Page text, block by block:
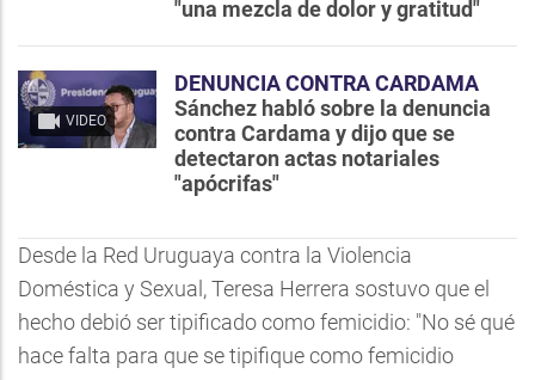
"una mezcla de dolor y gratitud"
VIDEO
DENUNCIA CONTRA CARDAMA
Sánchez habló sobre la denuncia
contra Cardama y dijo que se
detectaron actas notariales
"apócrifas"
Desde la Red Uruguaya contra la Violencia
Doméstica y Sexual, Teresa Herrera sostuvo que el
hecho debió ser tipificado como femicidio: "No sé qué
hace falta para que se tipifique como femicidio